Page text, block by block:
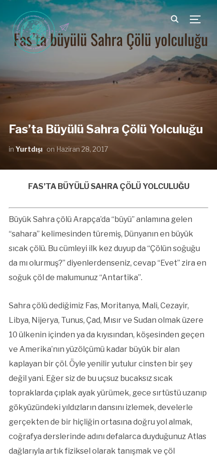
Fas’ta Büyülü Sahra Çölü Yolculuğu
in Yurtdışı on Haziran 28, 2017
FAS’TA BÜYÜLÜ SAHRA ÇÖLÜ YOLCULUĞU
Büyük Sahra çölü Arapça’da “büyü” anlamına gelen
“sahara” kelimesinden türemiş, Dünyanın en büyük
sıcak çölü. Bu cümleyi ilk kez duyup da “Çölün soğuğu
da mı olurmuş?” diyenlerdenseniz, cevap “Evet” zira en
soğuk çöl de malumunuz “Antartika”.
Sahra çölü dediğimiz Fas, Moritanya, Mali, Cezayir,
Libya, Nijerya, Tunus, Çad, Mısır ve Sudan olmak üzere
10 ülkenin içinden ya da kıyısından, köşesinden geçen
ve Amerika’nın yüzölçümü kadar büyük bir alan
kaplayan bir çöl. Öyle yenilir yutulur cinsten bir şey
değil yani. Eğer siz de bu uçsuz bucaksız sıcak
topraklarda çıplak ayak yürümek, gece sırtüstü uzanıp
gökyüzündeki yıldızların dansını izlemek, develerle
gerçekten de bir hiçliğin ortasına doğru yol almak,
coğrafya derslerinde adını defalarca duyduğunuz Atlas
dağlarıyla artık fiziksel olarak tanışmak ve çöl